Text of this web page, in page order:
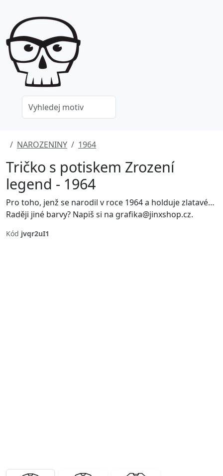
NAROZENINY 1964
Tričko s potiskem Zrození
legend - 1964
Pro toho, jenž se narodil v roce 1964 a holduje zlatavému moku.
Raději jiné barvy? Napiš si na grafika@jinxshop.cz.
Kód jvqr2uI1